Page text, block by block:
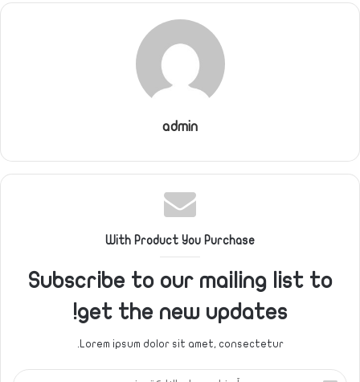
admin
With Product You Purchase
Subscribe to our mailing list to
get the new updates!
Lorem ipsum dolor sit amet, consectetur.
أدخل